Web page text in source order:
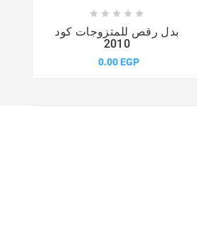
    
بدل رقص للمتزوجات كود
2010
0.00 EGP